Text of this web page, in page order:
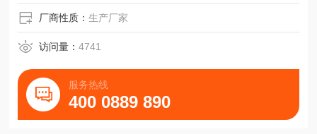
厂商性质：生产厂家
访问量：4741
服务热线
400 0889 890